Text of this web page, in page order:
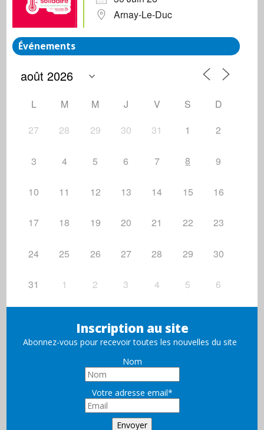
Arnay-Le-Duc
Événements
L M M J V S
D
27
28 29 30 31 1 2
3 4 5 6 7 8 9
10 11 12 13 14 15 16
17 18 19 20 21 22 23
24 25 26 27 28 29 30
31 1 2 3 4 5 6
Inscription au site
Abonnez-vous pour recevoir toutes les nouvelles du site
Nom
Votre adresse email*